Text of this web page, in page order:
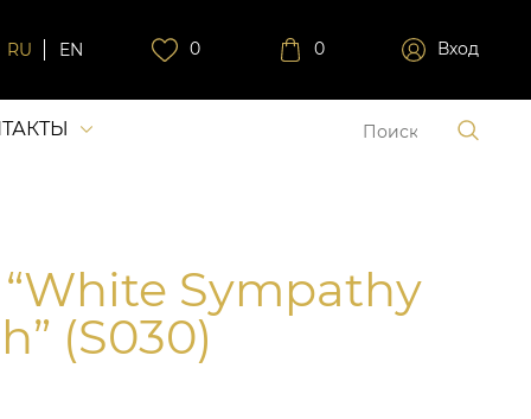
RU EN 0 0 Вход
“White Sympathy
(S030)